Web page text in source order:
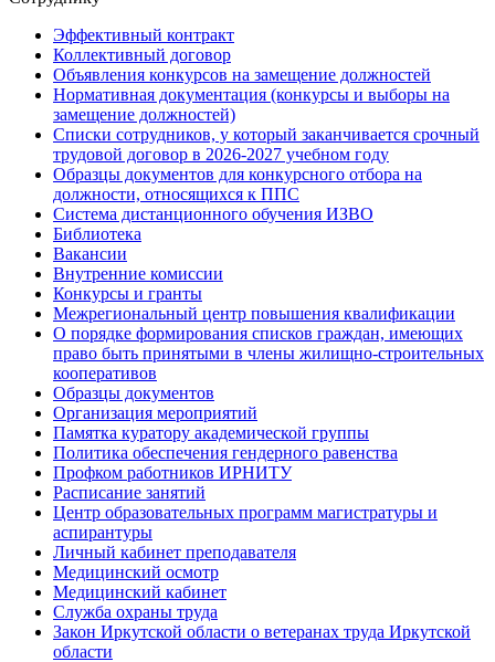
Эффективный контракт
Коллективный договор
Объявления конкурсов на замещение должностей
Нормативная документация (конкурсы и выборы на
замещение должностей)
Списки сотрудников, у который заканчивается срочный
трудовой договор в 2026-2027 учебном году
Образцы документов для конкурсного отбора на
должности, относящихся к ППС
Система дистанционного обучения ИЗВО
Библиотека
Вакансии
Внутренние комиссии
Конкурсы и гранты
Межрегиональный центр повышения квалификации
О порядке формирования списков граждан, имеющих
право быть принятыми в члены жилищно-строительных
кооперативов
Образцы документов
Организация мероприятий
Памятка куратору академической группы
Политика обеспечения гендерного равенства
Профком работников ИРНИТУ
Расписание занятий
Центр образовательных программ магистратуры и
аспирантуры
Личный кабинет преподавателя
Медицинский осмотр
Медицинский кабинет
Служба охраны труда
Закон Иркутской области о ветеранах труда Иркутской
области